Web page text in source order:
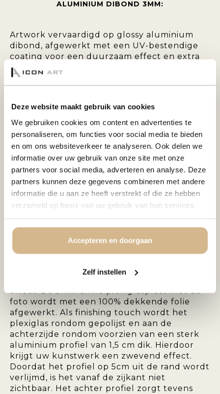
Deze website maakt gebruik van cookies
We gebruiken cookies om content en advertenties te
personaliseren, om functies voor social media te bieden
en om ons websiteverkeer te analyseren. Ook delen we
informatie over uw gebruik van onze site met onze
partners voor social media, adverteren en analyse. Deze
partners kunnen deze gegevens combineren met andere
informatie die u aan ze heeft verstrekt of die ze hebben
verzameld op basis van uw gebruik van hun services.
Accepteren en doorgaan
Zelf instellen
ALUMINIUM DIBOND 3MM:
Artwork vervaardigd op glossy aluminium
dibond, afgewerkt met een UV-bestendige
coating voor een duurzaam effect en extra
dieptewerking waardoor deze prachtige
eyecatcher echt tot leven komt! Het
kunstwerk wordt aan de achterzijde rondom
profiel van 1,5 cm dik. Hierdoor krijgt het
kunstwerk een zwevend effect. Doordat het
profiel op 5cm uit de rand wordt verlijmd, is
het vanaf de zijkant niet zichtbaar. Het
achterprofiel zorgt tevens voor extra
stabiliteit en voorkomt dat het paneel krom
kan trekken.
PLEXIGLAS 5MM:
De foto wordt op Fuji fotopapier geprint en
vervolgens afgewerkt met 5mm hoogglans
worden de kleuren vele malen intenser en
effect. De 5mm dikke plexiglasplaat met de
foto wordt met een 100% dekkende folie
afgewerkt. Als finishing touch wordt het
plexiglas rondom gepolijst en aan de
achterzijde rondom voorzien van een sterk
aluminium profiel van 1,5 cm dik. Hierdoor
krijgt uw kunstwerk een zwevend effect.
Doordat het profiel op 5cm uit de rand wordt
verlijmd, is het vanaf de zijkant niet
zichtbaar. Het achter profiel zorgt tevens